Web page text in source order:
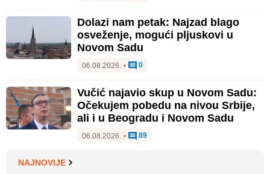
Dolazi nam petak: Najzad blago
osveženje, mogući pljuskovi u
Novom Sadu
06.08.2026. • 0
Vučić najavio skup u Novom Sadu:
Očekujem pobedu na nivou Srbije,
ali i u Beogradu i Novom Sadu
06.08.2026. • 89
NAJNOVIJE